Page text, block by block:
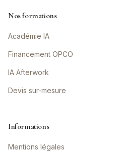
Nos formations
Académie IA
Financement OPCO
IA Afterwork
Devis sur-mesure
Informations
Mentions légales